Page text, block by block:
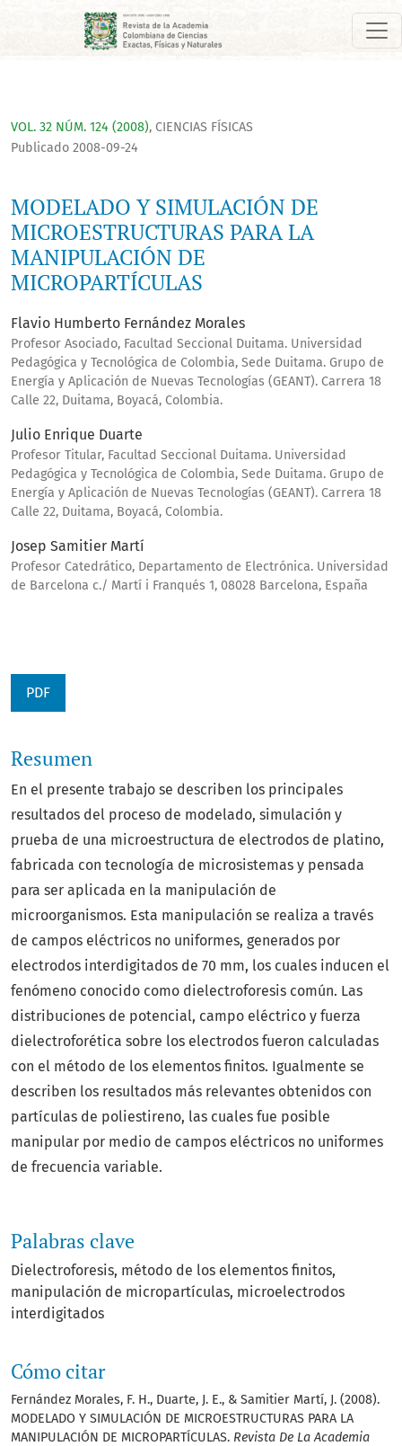
MODELADO Y SIMULACIÓN DE MICROESTRUCTURAS PARA LA
VOL. 32 NÚM. 124 (2008), CIENCIAS FÍSICAS
MODELADO Y SIMULACIÓN DE
MICROESTRUCTURAS PARA LA
MANIPULACIÓN DE
MICROPARTÍCULAS
Publicado 2008-09-24
Flavio Humberto Fernández Morales
Profesor Asociado, Facultad Seccional Duitama. Universidad
Pedagógica y Tecnológica de Colombia, Sede Duitama. Grupo de
Energía y Aplicación de Nuevas Tecnologías (GEANT). Carrera 18
Calle 22, Duitama, Boyacá, Colombia.
Julio Enrique Duarte
Profesor Titular, Facultad Seccional Duitama. Universidad
Pedagógica y Tecnológica de Colombia, Sede Duitama. Grupo de
Energía y Aplicación de Nuevas Tecnologías (GEANT). Carrera 18
Calle 22, Duitama, Boyacá, Colombia.
Josep Samitier Martí
Profesor Catedrático, Departamento de Electrónica. Universidad
de Barcelona c./ Martí i Franqués 1, 08028 Barcelona, España
PDF
Palabras clave
Dielectroforesis método de los elementos finitos
manipulación de micropartículas microelectrodos
interdigitados
Cómo citar
Fernández Morales, F. H., Duarte, J. E., & Samitier Martí, J. (2008).
MODELADO Y SIMULACIÓN DE MICROESTRUCTURAS PARA LA
MANIPULACIÓN DE MICROPARTÍCULAS. Revista De La Academia
Resumen
En el presente trabajo se describen los principales
resultados del proceso de modelado, simulación y
prueba de una microestructura de electrodos de platino,
fabricada con tecnología de microsistemas y pensada
para ser aplicada en la manipulación de
microorganismos. Esta manipulación se realiza a través
de campos eléctricos no uniformes, generados por
electrodos interdigitados de 70 mm, los cuales inducen el
fenómeno conocido como dielectroforesis común. Las
distribuciones de potencial, campo eléctrico y fuerza
dielectroforética sobre los electrodos fueron calculadas
con el método de los elementos finitos. Igualmente se
describen los resultados más relevantes obtenidos con
partículas de poliestireno, las cuales fue posible
manipular por medio de campos eléctricos no uniformes
de frecuencia variable.